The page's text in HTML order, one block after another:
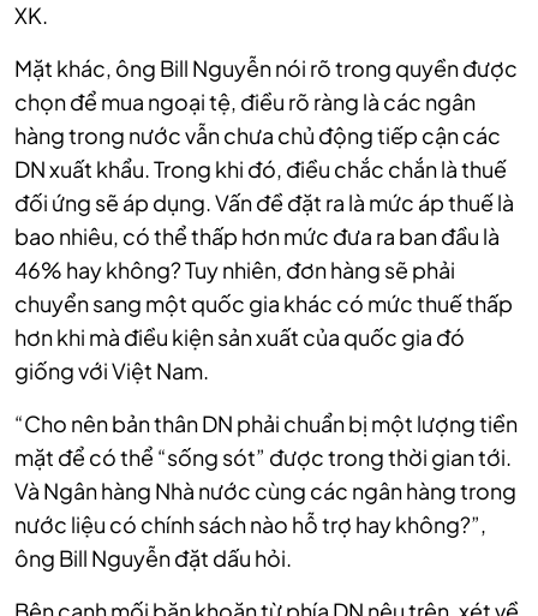
XK.
Mặt khác, ông Bill Nguyễn nói rõ trong quyền được
chọn để mua ngoại tệ, điều rõ ràng là các ngân
hàng trong nước vẫn chưa chủ động tiếp cận các
DN xuất khẩu. Trong khi đó, điều chắc chắn là thuế
đối ứng sẽ áp dụng. Vấn đề đặt ra là mức áp thuế là
bao nhiêu, có thể thấp hơn mức đưa ra ban đầu là
46% hay không? Tuy nhiên, đơn hàng sẽ phải
chuyển sang một quốc gia khác có mức thuế thấp
hơn khi mà điều kiện sản xuất của quốc gia đó
giống với Việt Nam.
“Cho nên bản thân DN phải chuẩn bị một lượng tiền
mặt để có thể “sống sót” được trong thời gian tới.
Và Ngân hàng Nhà nước cùng các ngân hàng trong
nước liệu có chính sách nào hỗ trợ hay không?”,
ông Bill Nguyễn đặt dấu hỏi.